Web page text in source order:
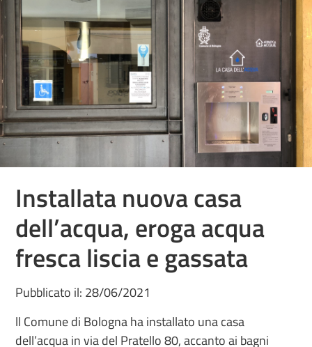
Installata nuova casa
dell’acqua, eroga acqua
fresca liscia e gassata
Pubblicato il: 28/06/2021
ll Comune di Bologna ha installato una casa
dell’acqua in via del Pratello 80, accanto ai bagni